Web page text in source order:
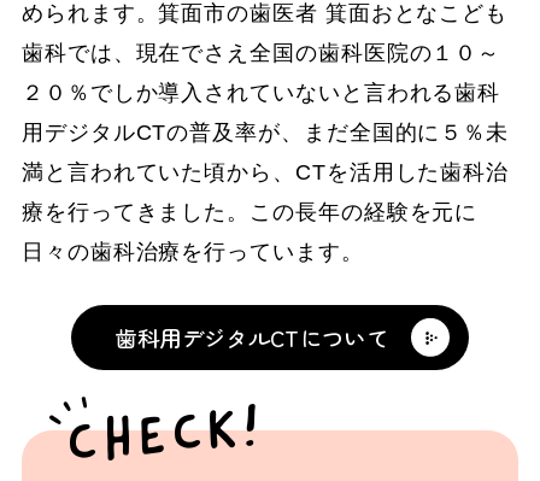
められます。箕面市の歯医者 箕面おとなこども
歯科では、現在でさえ全国の歯科医院の１０～
２０％でしか導入されていないと言われる歯科
用デジタルCTの普及率が、まだ全国的に５％未
満と言われていた頃から、CTを活用した歯科治
療を行ってきました。この長年の経験を元に
日々の歯科治療を行っています。
歯科用デジタルCTについて
CHECK!